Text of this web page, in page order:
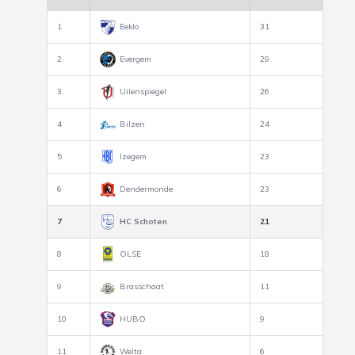
1 Eeklo 31
2 Evergem 29
3 Uilenspiegel 26
4 Bilzen 24
5 Izegem 23
6 Dendermonde 23
7 HC Schoten 21
8 OLSE 18
9 Brasschaat 11
10 HUBO 9
11 Welta 6